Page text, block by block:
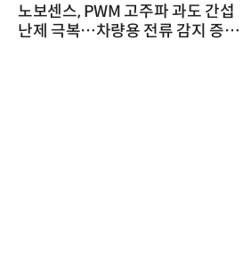
노보센스, PWM 고주파 과도 간섭
난제 극복…차량용 전류 감지 증폭